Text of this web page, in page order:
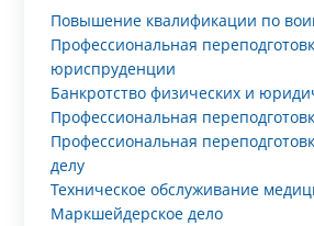
Повышение квалификации по
Профессиональная
юриспруденции
Банкротство физических и
Профессиональная
Профессиональная
делу
Техническое обслуживание
Маркшейдерское дело